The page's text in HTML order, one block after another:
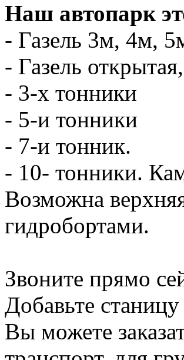
Наш автопарк
- Газель 3м, 4м,
- Газель
- 3-х тонники
- 5-и тонники
- 7-и тонник.
- 10- тонники.
Возможна
гидробортами.
Звоните прямо
Добавьте
Вы можете